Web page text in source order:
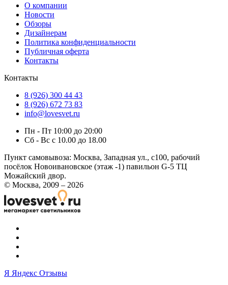
О компании
Новости
Обзоры
Дизайнерам
Политика конфиденциальности
Публичная оферта
Контакты
Контакты
8 (926) 300 44 43
8 (926) 672 73 83
info@lovesvet.ru
Пн - Пт 10:00 до 20:00
Сб - Вс с 10.00 до 18.00
Пункт самовывоза: Москва, Западная ул., с100, рабочий
посёлок Новоивановское (этаж -1) павильон G-5 ТЦ
Можайский двор.
© Москва, 2009 – 2026
Я Яндекс Отзывы